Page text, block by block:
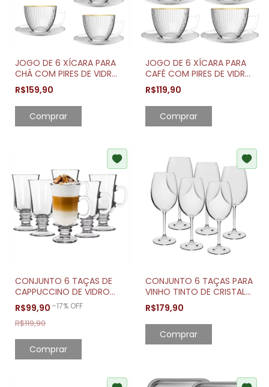
JOGO DE 6 XÍCARA PARA
CHÁ COM PIRES DE VIDRO
GRAFFIATO 230ML BORDA
DOURADA
R$159,90
JOGO DE 6 XÍCARA PARA
CAFÉ COM PIRES DE VIDRO
GRAFFIATO 90ML BORDA
DOURAD
R$119,90
CONJUNTO 6 TAÇAS DE
CAPPUCCINO DE VIDRO
COM ALÇA E PÉ 250ML
R$99,90 -17% OFF
R$119,90
Comprar
CONJUNTO 6 TAÇAS PARA
VINHO TINTO DE CRISTAL
GASTRO 450ML
R$179,90
Comprar